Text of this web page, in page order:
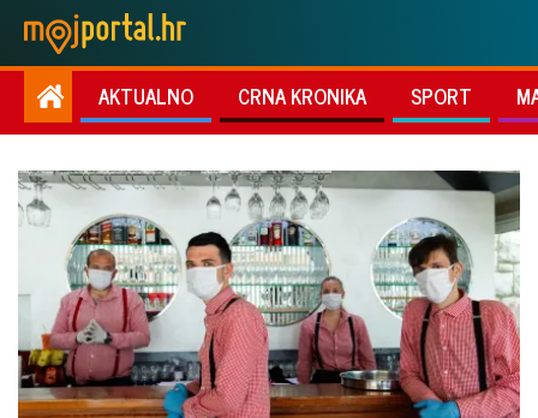
AKTUALNO CRNA KRONIKA SPORT